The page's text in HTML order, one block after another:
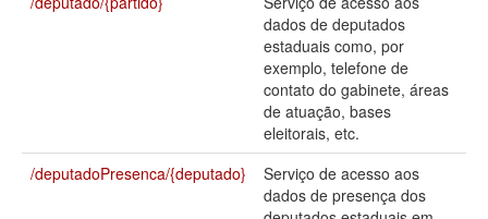
Catálogo de dados
Legislação
dados de deputados
estaduais como, por
exemplo, telefone de
contato do gabinete, áreas
de atuação, bases
eleitorais, etc.
/deputadoPresenca/{deputado}
Serviço de acesso aos
dados de presença dos